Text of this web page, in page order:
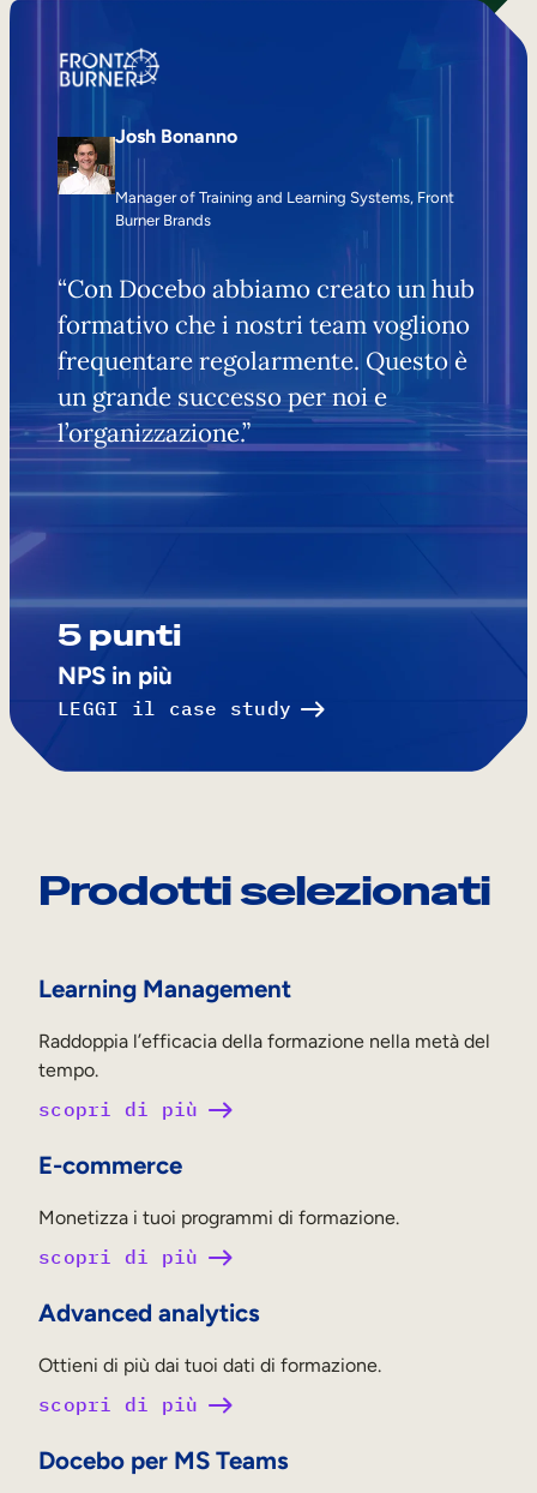
Josh Bonanno
Manager of Training and Learning Systems, Front
Burner Brands
“Con Docebo abbiamo creato un hub
formativo che i nostri team vogliono
frequentare regolarmente. Questo è
un grande successo per noi e
l’organizzazione.”
5 punti
NPS in più
LEGGI il case study
Prodotti selezionati
Learning Management
Raddoppia l’efficacia della formazione nella metà del
tempo.
scopri di più
E-commerce
Monetizza i tuoi programmi di formazione.
scopri di più
Advanced analytics
Ottieni di più dai tuoi dati di formazione.
scopri di più
Docebo per MS Teams